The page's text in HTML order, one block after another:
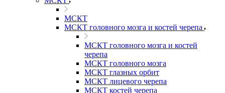
МСКТ
МСКТ головного мозга и костей черепа
МСКТ головного мозга и костей
черепа
МСКТ головного мозга
МСКТ глазных орбит
МСКТ лицевого черепа
МСКТ костей черепа